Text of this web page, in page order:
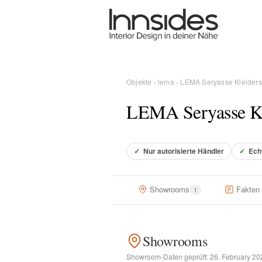
Objekte › lema › LEMA Seryasse
LEMA Seryasse
✓ Nur autorisierte Händler ✓
Showrooms 1 Fakten
Showrooms
Showroom-Daten geprüft:26. February